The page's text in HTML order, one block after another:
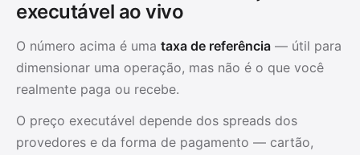
executável ao vivo
O número acima é uma taxa de referência — útil para
dimensionar uma operação, mas não é o que você
realmente paga ou recebe.
O preço executável depende dos spreads dos
provedores e da forma de pagamento — cartão,